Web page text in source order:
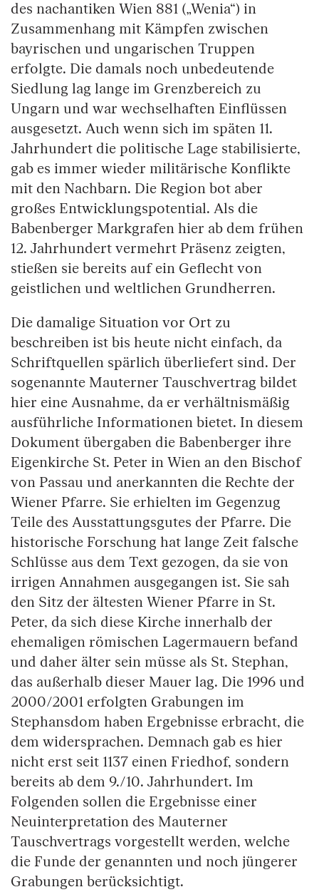
des nachantiken Wien 881 („Wenia“) in
Zusammenhang mit Kämpfen zwischen
bayrischen und ungarischen Truppen
erfolgte. Die damals noch unbedeutende
Siedlung lag lange im Grenzbereich zu
Ungarn und war wechselhaften Einflüssen
ausgesetzt. Auch wenn sich im späten 11.
Jahrhundert die politische Lage stabilisierte,
gab es immer wieder militärische Konflikte
mit den Nachbarn. Die Region bot aber
großes Entwicklungspotential. Als die
Babenberger Markgrafen hier ab dem frühen
12. Jahrhundert vermehrt Präsenz zeigten,
stießen sie bereits auf ein Geflecht von
geistlichen und weltlichen Grundherren.
Die damalige Situation vor Ort zu
beschreiben ist bis heute nicht einfach, da
Schriftquellen spärlich überliefert sind. Der
sogenannte Mauterner Tauschvertrag bildet
hier eine Ausnahme, da er verhältnismäßig
ausführliche Informationen bietet. In diesem
Dokument übergaben die Babenberger ihre
Eigenkirche St. Peter in Wien an den Bischof
von Passau und anerkannten die Rechte der
Wiener Pfarre. Sie erhielten im Gegenzug
Teile des Ausstattungsgutes der Pfarre. Die
historische Forschung hat lange Zeit falsche
Schlüsse aus dem Text gezogen, da sie von
irrigen Annahmen ausgegangen ist. Sie sah
den Sitz der ältesten Wiener Pfarre in St.
Peter, da sich diese Kirche innerhalb der
ehemaligen römischen Lagermauern befand
und daher älter sein müsse als St. Stephan,
das außerhalb dieser Mauer lag. Die 1996 und
2000/2001 erfolgten Grabungen im
Stephansdom haben Ergebnisse erbracht, die
dem widersprachen. Demnach gab es hier
nicht erst seit 1137 einen Friedhof, sondern
bereits ab dem 9./10. Jahrhundert. Im
Folgenden sollen die Ergebnisse einer
Neuinterpretation des Mauterner
Tauschvertrags vorgestellt werden, welche
die Funde der genannten und noch jüngerer
Grabungen berücksichtigt.